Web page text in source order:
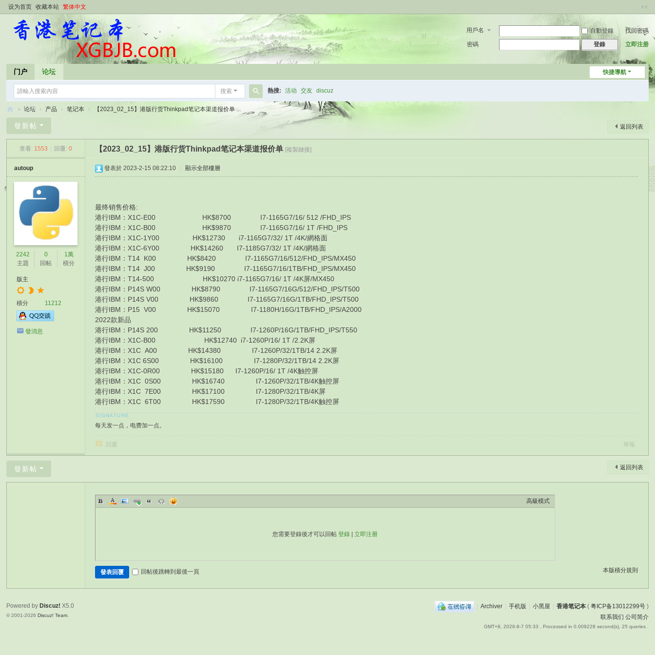
设为首页 收藏本站 繁体中文
切
到
窄
用戶名 自動登錄
找回密碼
密碼
登錄 立即注册
快捷導航
门户 论坛
搜索
搜
索
熱搜: 活动 交友 discuz
港
记
» 论坛 › 产品 › 笔记本 › 【2023_02_15】港版行货Thinkpad笔记本渠道报价单 ...
返回列表
發新帖
查看: 1553 回覆: 0 【2023_02_15】港版行货Thinkpad笔记本渠道报价单 [複製鏈接]
autoup
2242
主題
0
回帖
1萬
積分
版主
積分 11212
發消息
發表於 2023-2-15 08:22:10 顯示全部樓層
最终销售价格:
港行IBM：X1C-E00 HK$8700 I7-1165G7/16/ 512 /FHD_IPS
港行IBM：X1C-B00 HK$9870 I7-1165G7/16/ 1T /FHD_IPS
港行IBM：X1C-1Y00 HK$12730 i7-1165G7/32/ 1T /4K/網格面
港行IBM：X1C-6Y00 HK$14260 I7-1185G7/32/ 1T /4K/網格面
港行IBM：T14 K00 HK$8420 I7-1165G7/16/512/FHD_IPS/MX450
港行IBM：T14 J00 HK$9190 I7-1165G7/16/1TB/FHD_IPS/MX450
港行IBM：T14-500 HK$10270 i7-1165G7/16/ 1T /4K屏/MX450
港行IBM：P14S W00 HK$8790 I7-1165G7/16G/512/FHD_IPS/T500
港行IBM：P14S V00 HK$9860 I7-1165G7/16G/1TB/FHD_IPS/T500
港行IBM：P15 V00 HK$15070 I7-1180H/16G/1TB/FHD_IPS/A2000
2022款新品
港行IBM：P14S 200 HK$11250 I7-1260P/16G/1TB/FHD_IPS/T550
港行IBM：X1C-B00 HK$12740 i7-1260P/16/ 1T /2.2K屏
港行IBM：X1C A00 HK$14380 I7-1260P/32/1TB/14 2.2K屏
港行IBM：X1C 6S00 HK$16100 I7-1280P/32/1TB/14 2.2K屏
港行IBM：X1C-0R00 HK$15180 I7-1260P/16/ 1T /4K触控屏
港行IBM：X1C 0S00 HK$16740 I7-1260P/32/1TB/4K触控屏
港行IBM：X1C 7E00 HK$17100 I7-1280P/32/1TB/4K屏
港行IBM：X1C 6T00 HK$17590 I7-1280P/32/1TB/4K触控屏
每天发一点，电费加一点。
回覆 舉報
返回列表
發新帖
高級模式
您需要登錄後才可以回帖登錄 立即注册
本版積分規則
發表回覆 回帖後跳轉到最後一頁
| Archiver | 手机版 | 小黑屋 | 香港笔记本( 粤ICP备13012299号)
联系我们 公司简介
GMT+8, 2026-8-7 05:33 , Processed in 0.009228 second(s), 25 queries .
Powered by Discuz! X5.0
© 2001-2026Discuz! Team